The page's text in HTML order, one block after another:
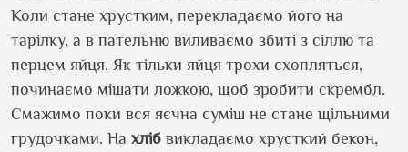
Коли стане хрустким, перекладаємо його на
тарілку, а в пательню виливаємо збиті з сіллю та
перцем яйця. Як тільки яйця трохи схопляться,
починаємо мішати ложкою, щоб зробити скрембл.
Смажимо поки вся яєчна суміш не стане щільними
грудочками. На хліб викладаємо хрусткий бекон,